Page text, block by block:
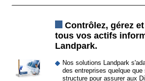
Contrôlez, gérez
tous vos actifs
Landpark.
Nos solutions Landpark
des entreprises quelque
structure pour assurer aux